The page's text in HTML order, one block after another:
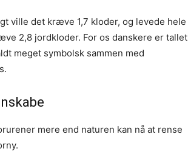
ville det kræve 1,7 kloder, og levede hele
2,8 jordkloder. For os danskere er tallet
meget symbolsk sammen med
mere end naturen kan nå at rense